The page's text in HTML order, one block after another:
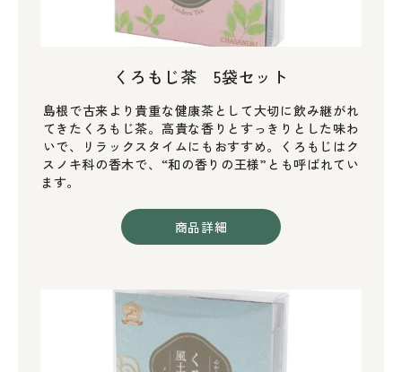
くろもじ茶 5袋セット
島根で古来より貴重な健康茶として大切に飲み継がれ
てきたくろもじ茶。高貴な香りとすっきりとした味わ
いで、リラックスタイムにもおすすめ。くろもじはク
スノキ科の香木で、“和の香りの王様”とも呼ばれてい
ます。
商品詳細